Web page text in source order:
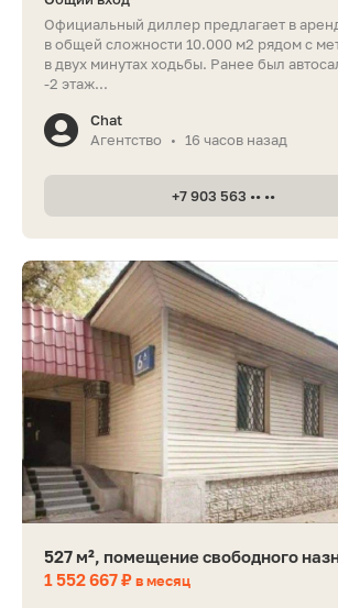
Официальный диллер предлагает в
в общей сложности 10.000 м2 рядом с
в двух минутах ходьбы. Ранее был
-2 этаж...
Chat
Агентство
• 16 часов назад
+7 903 563 •• ••
527 м², помещение свободного
1 552 667 ₽в месяц